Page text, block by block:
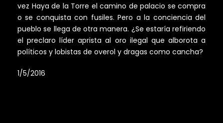
vez Haya de la Torre el camino de palacio se compra
o se conquista con fusiles. Pero a la conciencia del
pueblo se llega de otra manera. ¿Se estaría refiriendo
el preclaro líder aprista al oro ilegal que alborota a
políticos y lobistas de overol y dragas como cancha?
1/5/2016